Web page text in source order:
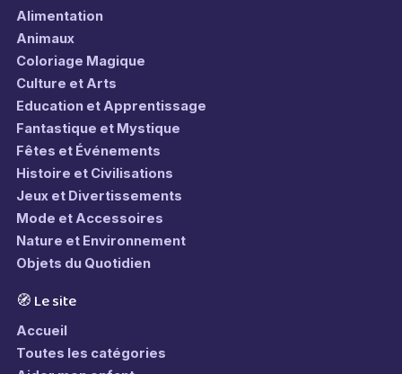
Alimentation
Animaux
Coloriage Magique
Culture et Arts
Education et Apprentissage
Fantastique et Mystique
Fêtes et Événements
Histoire et Civilisations
Jeux et Divertissements
Mode et Accessoires
Nature et Environnement
Objets du Quotidien
🧭 Le site
Accueil
Toutes les catégories